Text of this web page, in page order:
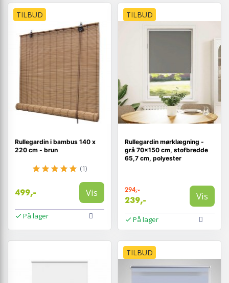
TILBUD
Rullegardin i bambus 140 x
220 cm - brun
(1)
499,- Vis
På lager
TILBUD
Rullegardin mørklægning -
grå 70×150 cm, stofbredde
65,7 cm, polyester
294,-
239,- Vis
På lager
TILBUD